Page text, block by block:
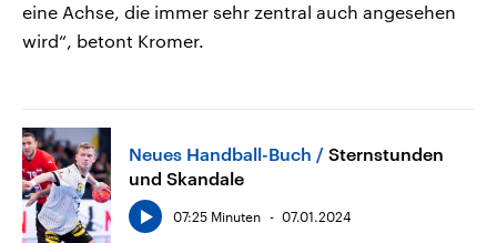
eine Achse, die immer sehr zentral auch angesehen
wird“, betont Kromer.
Neues Handball-Buch
Sternstunden
und Skandale
07:25 Minuten 07.01.2024